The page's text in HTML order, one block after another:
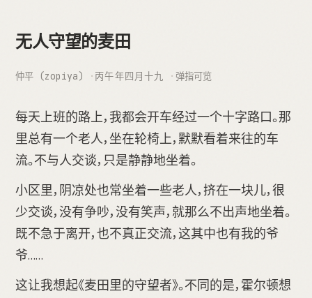
无人守望的麦田
仲平 (zopiya) 丙午年四月十九 弹指可览
每天上班的路上，我都会开车经过一个十字路口。那
里总有一个老人，坐在轮椅上，默默看着来往的车
流。不与人交谈，只是静静地坐着。
小区里，阴凉处也常坐着一些老人，挤在一块儿，很
少交谈，没有争吵，没有笑声，就那么不出声地坐着。
既不急于离开，也不真正交流，这其中也有我的爷
爷……
这让我想起《麦田里的守望者》。不同的是，霍尔顿想